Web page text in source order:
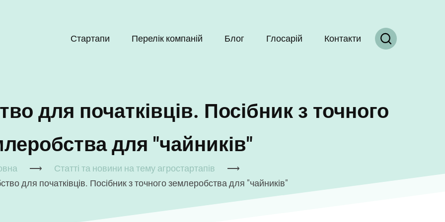
Main
Стартапи Перелік компаній Блог Глосарій Контакти
для початківців. Посібник з точного
для "чайників"
⟶ Статті та новини на тему агростартапів
⟶
для початківців. Посібник з точного землеробства для "чайників"